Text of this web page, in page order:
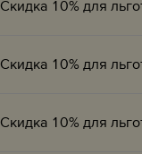
Скидка 10% для
Скидка 10% для
Скидка 10% для